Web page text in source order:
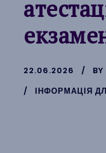
22.06.2026 BY
ІНФОРМАЦІЯ